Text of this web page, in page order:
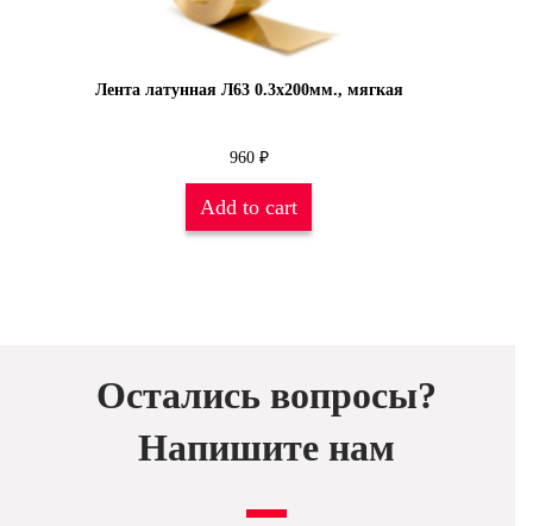
Лента латунная Л63 0.3х200мм., мягкая
960 ₽
Add to cart
Остались вопросы?
Напишите нам